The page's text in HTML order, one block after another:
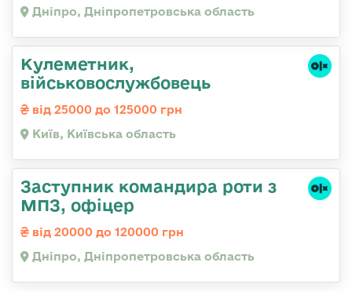
Дніпро, Дніпропетровська область
Кулеметник,
військовослужбовець
від 25000 до 125000 грн
Київ, Київська область
Заступник командира роти з
МПЗ, офіцер
від 20000 до 120000 грн
Дніпро, Дніпропетровська область